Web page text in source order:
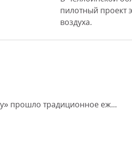
пилотный проект
воздуха.
прошло традиционное еж...